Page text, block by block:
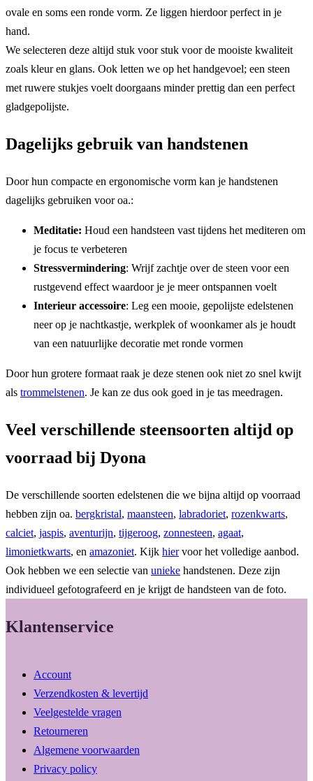
ovale en soms een ronde vorm. Ze liggen hierdoor perfect in je
hand.
We selecteren deze altijd stuk voor stuk voor de mooiste kwaliteit
zoals kleur en glans. Ook letten we op het handgevoel; een steen
met ruwere stukjes voelt doorgaans minder prettig dan een perfect
gladgepolijste.
Dagelijks gebruik van handstenen
Door hun compacte en ergonomische vorm kan je handstenen
dagelijks gebruiken voor oa.:
Meditatie: Houd een handsteen vast tijdens het mediteren om
je focus te verbeteren
Stressvermindering: Wrijf zachtje over de steen voor een
rustgevend effect waardoor je je meer ontspannen voelt
Interieur accessoire: Leg een mooie, gepolijste edelstenen
neer op je nachtkastje, werkplek of woonkamer als je houdt
van een natuurlijke decoratie met ronde vormen
Door hun grotere formaat raak je deze stenen ook niet zo snel kwijt
als trommelstenen. Je kan ze dus ook goed in je tas meedragen.
Veel verschillende steensoorten altijd op
voorraad bij Dyona
De verschillende soorten edelstenen die we bijna altijd op voorraad
hebben zijn oa. bergkristal, maansteen, labradoriet, rozenkwarts,
calciet, jaspis, aventurijn, tijgeroog, zonnesteen, agaat,
limonietkwarts, en amazoniet. Kijk hiervoor het volledige aanbod.
Ook hebben we een selectie van unieke handstenen. Deze zijn
individueel gefotografeerd en je krijgt de handsteen van de foto.
Klantenservice
Account
Verzendkosten & levertijd
Veelgestelde vragen
Retourneren
Algemene voorwaarden
Privacy policy